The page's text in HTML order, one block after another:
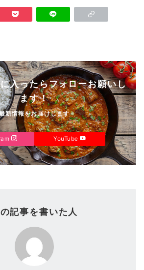
入ったらフォローお願いし
ます！
新情報をお届けします
YouTube
記事を書いた人